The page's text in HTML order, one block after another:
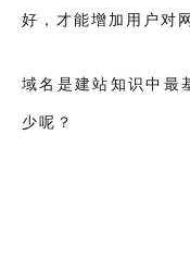
好，才能增加用户对
域名是建站知识中最
少呢？